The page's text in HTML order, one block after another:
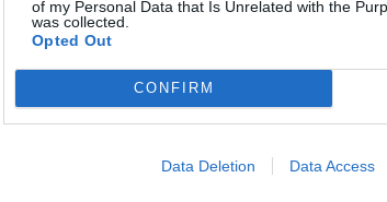
of my Personal Data that Is Unrelated with the
was collected.
Opted Out
CONFIRM
Data Deletion Data Access
Casi 3 décadas vistiendo almas libres con piezas